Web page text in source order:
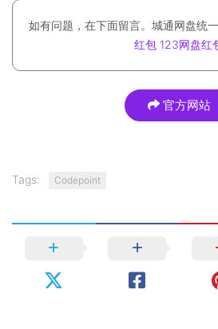
如有问题，在下面留言。城通网盘统
红包 123网盘红
官方网站
Tags: Codepoint